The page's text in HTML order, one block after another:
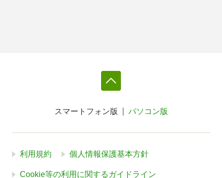
スマートフォン版 パソコン版
利用規約 個人情報保護基本方針
Cookie等の利用に関するガイドライン